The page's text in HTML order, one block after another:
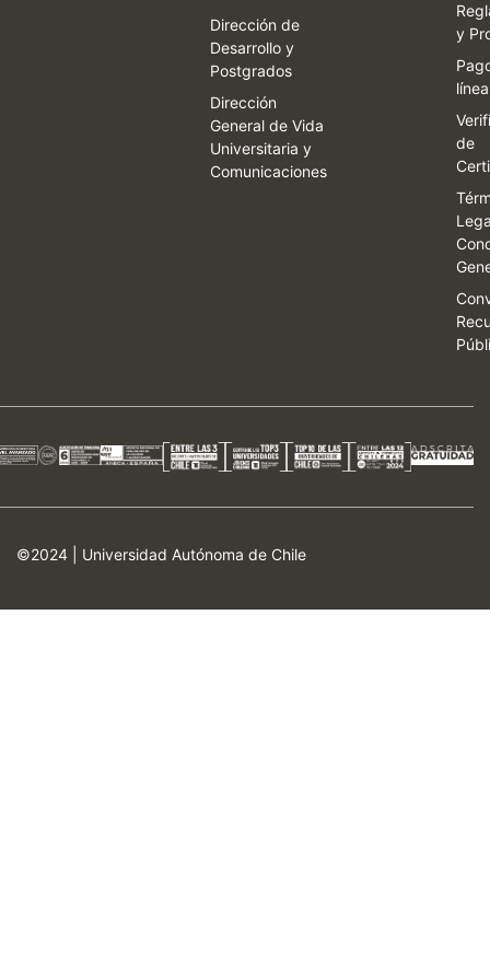
Dirección de
Desarrollo y
Postgrados
Dirección
General de Vida
Universitaria y
Comunicaciones
y
línea
de
©2024 | Universidad Autónoma de Chile